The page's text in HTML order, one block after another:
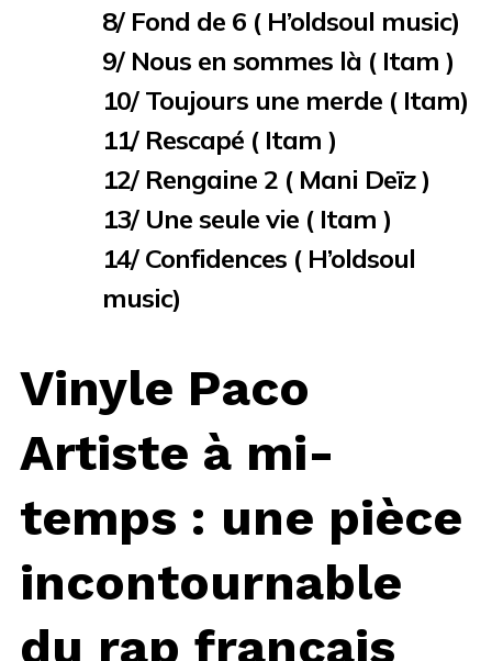
8/ Fond de 6 ( H’oldsoul music)
9/ Nous en sommes là ( Itam )
10/ Toujours une merde ( Itam)
11/ Rescapé ( Itam )
12/ Rengaine 2 ( Mani Deïz )
13/ Une seule vie ( Itam )
14/ Confidences ( H’oldsoul
music)
Vinyle Paco
Artiste à mi-
temps : une pièce
incontournable
du rap français